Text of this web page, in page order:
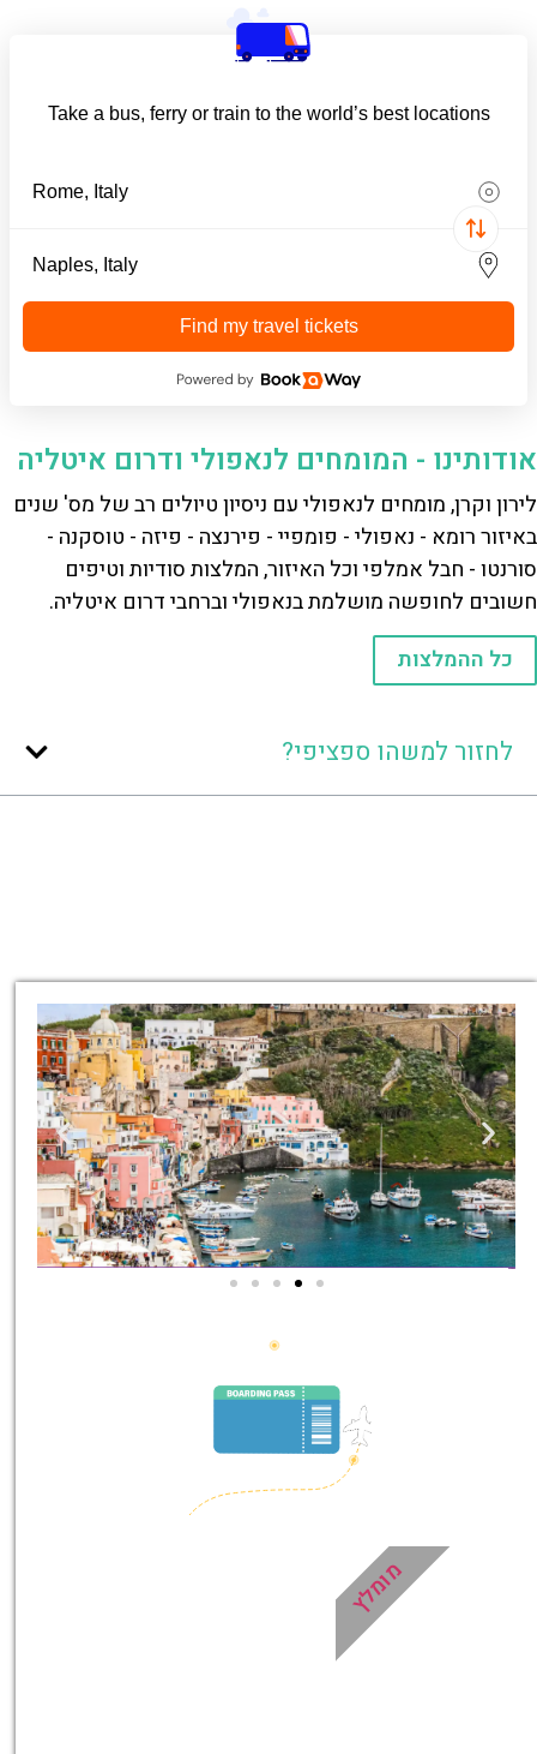
Take a bus, ferry or train to the world’s best locations
Find my travel tickets
אודותינו - המומחים לנאפולי ודרום איטליה
לירון וקרן, מומחים לנאפולי עם ניסיון טיולים רב של מס' שנים
באיזור רומא - נאפולי - פומפיי - פירנצה - פיזה - טוסקנה -
סורנטו - חבל אמלפי וכל האיזור, המלצות סודיות וטיפים
חשובים לחופשה מושלמת בנאפולי וברחבי דרום איטליה.
כל ההמלצות
לחזור למשהו ספציפי?
הדרכה מקצועית ואינפורמטיבית
במיוחד עבורכם!
לחצו פה!
מומלץ